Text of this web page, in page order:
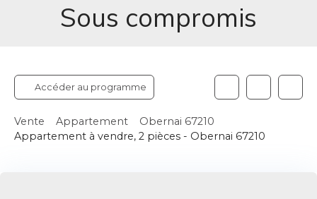
Sous compromis
Accéder au programme
Vente Appartement
Obernai 67210
Appartement à vendre, 2 pièces - Obernai 67210